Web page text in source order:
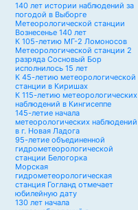
140 лет истории наблюдений за
погодой в Выборге
Метеорологической станции
Вознесенье 140 лет
К 105-летию МГ-2 Ломоносов
Метеорологической станции 2
разряда Сосновый Бор
исполнилось 15 лет
К 45-летию метеорологической
станции в Киришах
К 115-летию метеорологических
наблюдений в Кингисеппе
145-летие начала
метеорологических наблюдений
в г. Новая Ладога
95-летие объединенной
гидрометеорологической
станции Белогорка
Морская
гидрометеорологическая
станция Гогланд отмечает
юбилейную дату
130 лет начала